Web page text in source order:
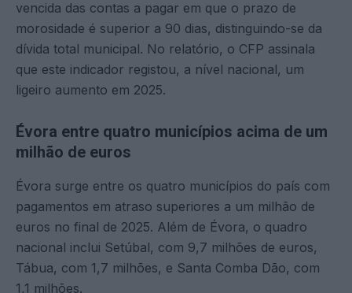
vencida das contas a pagar em que o prazo de
morosidade é superior a 90 dias, distinguindo-se da
dívida total municipal. No relatório, o CFP assinala
que este indicador registou, a nível nacional, um
ligeiro aumento em 2025.
Évora entre quatro municípios acima de um
milhão de euros
Évora surge entre os quatro municípios do país com
pagamentos em atraso superiores a um milhão de
euros no final de 2025. Além de Évora, o quadro
nacional inclui Setúbal, com 9,7 milhões de euros,
Tábua, com 1,7 milhões, e Santa Comba Dão, com
1,1 milhões.